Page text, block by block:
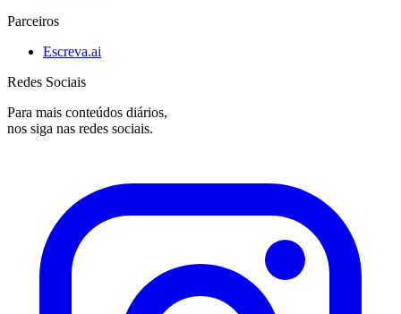
Parceiros
Escreva.ai
Redes Sociais
Para mais conteúdos diários,
nos siga nas redes sociais.